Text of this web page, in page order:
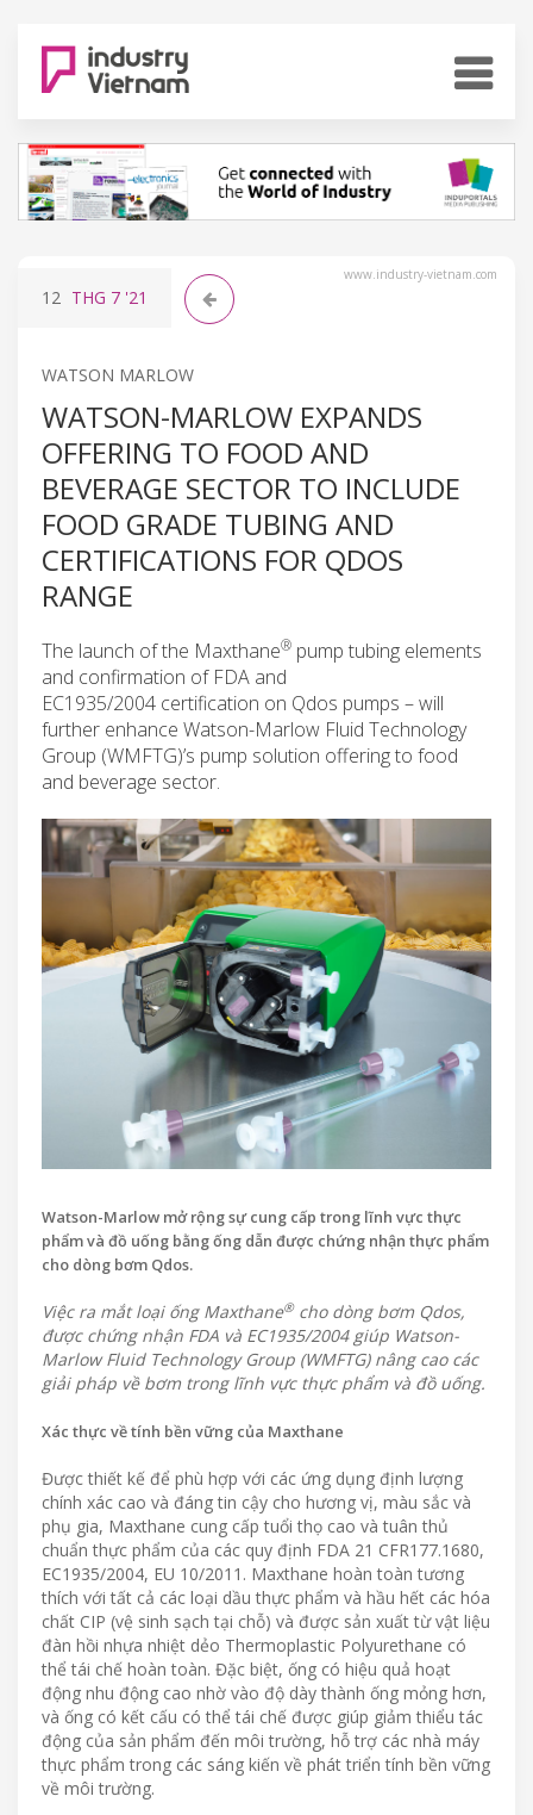
www.industry-vietnam.com
12 THG 7 '21
WATSON MARLOW
WATSON-MARLOW EXPANDS
OFFERING TO FOOD AND
BEVERAGE SECTOR TO INCLUDE
FOOD GRADE TUBING AND
CERTIFICATIONS FOR QDOS
RANGE
The launch of the Maxthane® pump tubing elements
and confirmation of FDA and
EC1935/2004 certification on Qdos pumps – will
further enhance Watson-Marlow Fluid Technology
Group (WMFTG)’s pump solution offering to food
and beverage sector.
Watson-Marlow mở rộng sự cung cấp trong lĩnh vực thực
phẩm và đồ uống bằng ống dẫn được chứng nhận thực phẩm
cho dòng bơm Qdos.
Việc ra mắt loại ống Maxthane®cho dòng bơm Qdos,
được chứng nhận FDA và EC1935/2004 giúp Watson-
Marlow Fluid Technology Group (WMFTG) nâng cao các
giải pháp về bơm trong lĩnh vực thực phẩm và đồ uống.
Xác thực về tính bền vững của Maxthane
Được thiết kế để phù hợp với các ứng dụng định lượng
chính xác cao và đáng tin cậy cho hương vị, màu sắc và
phụ gia, Maxthane cung cấp tuổi thọ cao và tuân thủ
chuẩn thực phẩm của các quy định FDA 21 CFR177.1680,
EC1935/2004, EU 10/2011. Maxthane hoàn toàn tương
thích với tất cả các loại dầu thực phẩm và hầu hết các hóa
chất CIP (vệ sinh sạch tại chỗ) và được sản xuất từ vật liệu
đàn hồi nhựa nhiệt dẻo Thermoplastic Polyurethane có
thể tái chế hoàn toàn. Đặc biệt, ống có hiệu quả hoạt
động nhu động cao nhờ vào độ dày thành ống mỏng hơn,
và ống có kết cấu có thể tái chế được giúp giảm thiểu tác
động của sản phẩm đến môi trường, hỗ trợ các nhà máy
thực phẩm trong các sáng kiến về phát triển tính bền vững
về môi trường.